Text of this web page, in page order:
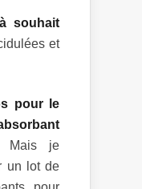
souhait
et
pour le
Mais je
un lot de